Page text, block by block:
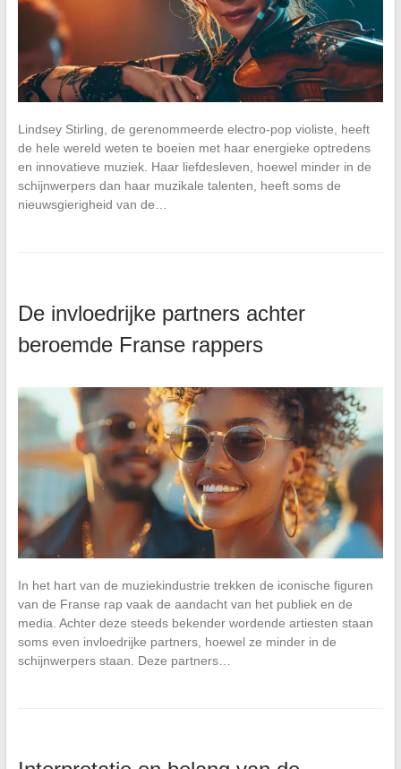
Lindsey Stirling, de gerenommeerde electro-pop violiste, heeft
de hele wereld weten te boeien met haar energieke optredens
en innovatieve muziek. Haar liefdesleven, hoewel minder in de
schijnwerpers dan haar muzikale talenten, heeft soms de
nieuwsgierigheid van de…
De invloedrijke partners achter
beroemde Franse rappers
In het hart van de muziekindustrie trekken de iconische figuren
van de Franse rap vaak de aandacht van het publiek en de
media. Achter deze steeds bekender wordende artiesten staan
soms even invloedrijke partners, hoewel ze minder in de
schijnwerpers staan. Deze partners…